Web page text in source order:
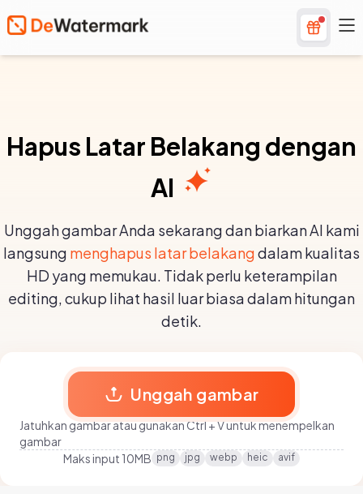
Hapus Latar Belakang dengan
AI
Unggah gambar Anda sekarang dan biarkan AI kami
langsung menghapus latar belakangdalam kualitas
HD yang memukau. Tidak perlu keterampilan
editing, cukup lihat hasil luar biasa dalam hitungan
detik.
Unggah gambar
Jatuhkan gambar atau gunakan Ctrl + V untuk menempelkan
gambar
Maks input 10MB png jpg webp heic avif